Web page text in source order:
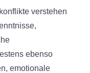
verstehen
ebenso
emotionale